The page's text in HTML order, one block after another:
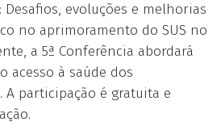
Desafios, evoluções e melhorias
no aprimoramento do SUS no
a 5ª Conferência abordará
acesso à saúde dos
A participação é gratuita e